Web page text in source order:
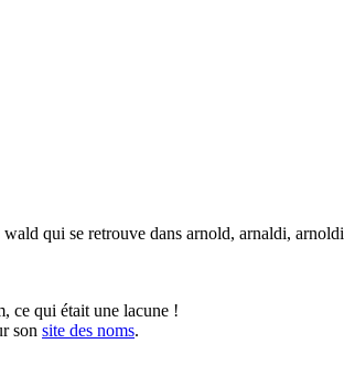
qui se retrouve dans arnold, arnaldi,
ce qui était une lacune !
son site des noms.